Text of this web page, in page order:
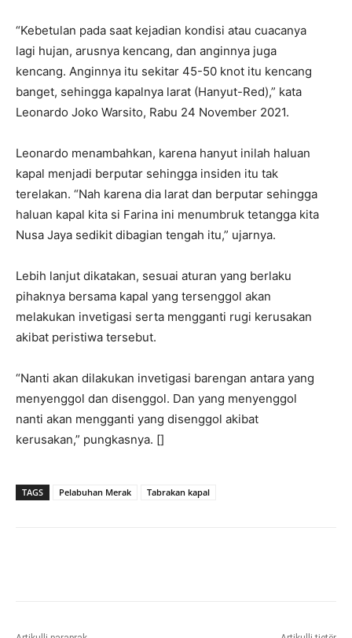
“Kebetulan pada saat kejadian kondisi atau cuacanya
lagi hujan, arusnya kencang, dan anginnya juga
kencang. Anginnya itu sekitar 45-50 knot itu kencang
banget, sehingga kapalnya larat (Hanyut-Red),” kata
Leonardo Joko Warsito, Rabu 24 November 2021.
Leonardo menambahkan, karena hanyut inilah haluan
kapal menjadi berputar sehingga insiden itu tak
terelakan. “Nah karena dia larat dan berputar sehingga
haluan kapal kita si Farina ini menumbruk tetangga kita
Nusa Jaya sedikit dibagian tengah itu,” ujarnya.
Lebih lanjut dikatakan, sesuai aturan yang berlaku
pihaknya bersama kapal yang tersenggol akan
melakukan invetigasi serta mengganti rugi kerusakan
akibat peristiwa tersebut.
“Nanti akan dilakukan invetigasi barengan antara yang
menyenggol dan disenggol. Dan yang menyenggol
nanti akan mengganti yang disenggol akibat
kerusakan,” pungkasnya. []
TAGS Pelabuhan Merak Tabrakan kapal